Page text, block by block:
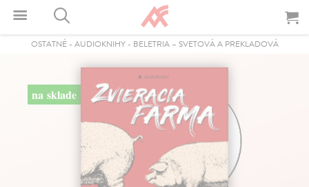
OSTATNÉ- AUDIOKNIHY- BELETRIA – SVETOVÁ A PREKLADOVÁ
na sklade